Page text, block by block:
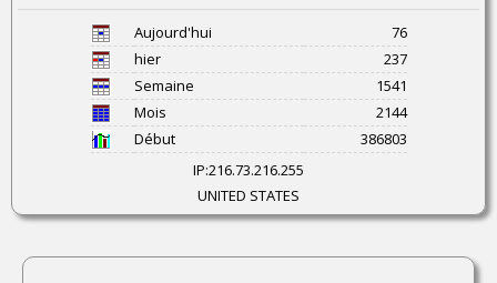
Aujourd'hui
76
hier
237
Semaine
1541
Mois
2144
Début
386803
IP:216.73.216.255
UNITED STATES